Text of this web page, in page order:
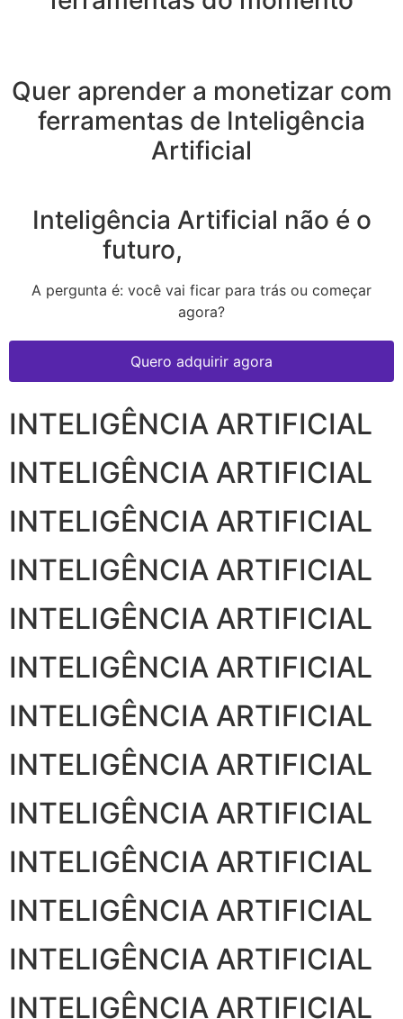
Quer aprender a monetizar com
ferramentas de Inteligência
Artificial
Inteligência Artificial não é o
futuro,
A pergunta é: você vai ficar para trás ou começar
agora?
Quero adquirir agora
INTELIGÊNCIA ARTIFICIAL
INTELIGÊNCIA ARTIFICIAL
INTELIGÊNCIA ARTIFICIAL
INTELIGÊNCIA ARTIFICIAL
INTELIGÊNCIA ARTIFICIAL
INTELIGÊNCIA ARTIFICIAL
INTELIGÊNCIA ARTIFICIAL
INTELIGÊNCIA ARTIFICIAL
INTELIGÊNCIA ARTIFICIAL
INTELIGÊNCIA ARTIFICIAL
INTELIGÊNCIA ARTIFICIAL
INTELIGÊNCIA ARTIFICIAL
INTELIGÊNCIA ARTIFICIAL